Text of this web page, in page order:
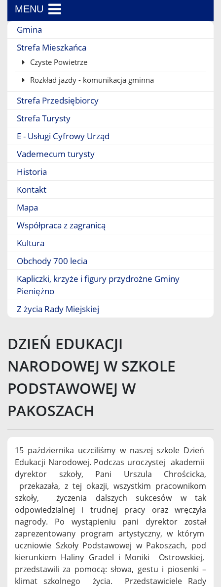
MENU
Menu boczne
Gmina
Strefa Mieszkańca
Czyste Powietrze
Rozkład jazdy - komunikacja gminna
Strefa Przedsiębiorcy
Strefa Turysty
E - Usługi Cyfrowy Urząd
Vademecum turysty
Historia
Kontakt
Mapa
Współpraca z zagranicą
Kultura
Obchody 700 lecia
Kapliczki, krzyże i figury przydrożne Gminy
Pieniężno
Z życia Rady Miejskiej
DZIEŃ EDUKACJI
NARODOWEJ W SZKOLE
PODSTAWOWEJ W
PAKOSZACH
15 października uczciliśmy w naszej szkole Dzień
Edukacji Narodowej. Podczas uroczystej akademii
dyrektor szkoły, Pani Urszula Chrościcka,
przekazała, z tej okazji, wszystkim pracownikom
szkoły, życzenia dalszych sukcesów w tak
odpowiedzialnej i trudnej pracy oraz wręczyła
nagrody. Po wystąpieniu pani dyrektor został
zaprezentowany program artystyczny, w którym
uczniowie Szkoły Podstawowej w Pakoszach, pod
kierunkiem Haliny Gradel i Moniki Ostrowskiej,
przedstawili za pomocą: słowa, gestu i piosenki –
klimat szkolnego życia. Przedstawiciele Rady